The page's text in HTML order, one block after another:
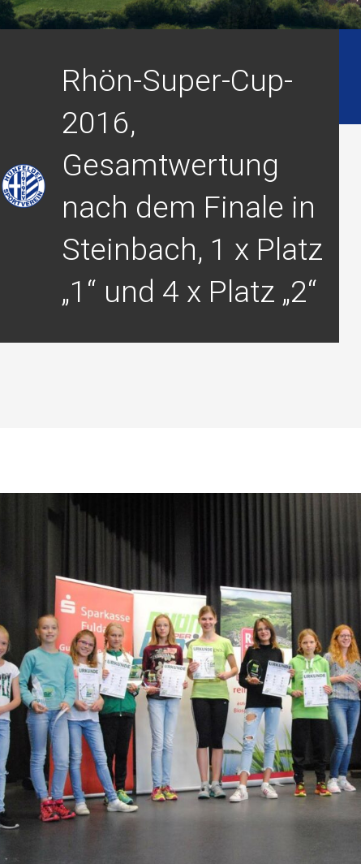
Rhön-Super-Cup-
2016,
Gesamtwertung
nach dem Finale in
Steinbach, 1 x Platz
„1“ und 4 x Platz „2“